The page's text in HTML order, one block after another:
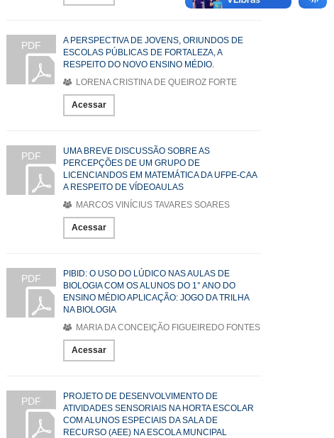
PDF
A PERSPECTIVA DE JOVENS, ORIUNDOS DE
ESCOLAS PÚBLICAS DE FORTALEZA, A
RESPEITO DO NOVO ENSINO MÉDIO.
LORENA CRISTINA DE QUEIROZ FORTE
Acessar
PDF
UMA BREVE DISCUSSÃO SOBRE AS
PERCEPÇÕES DE UM GRUPO DE
LICENCIANDOS EM MATEMÁTICA DA UFPE-CAA
A RESPEITO DE VÍDEOAULAS
MARCOS VINÍCIUS TAVARES SOARES
Acessar
PDF
PIBID: O USO DO LÚDICO NAS AULAS DE
BIOLOGIA COM OS ALUNOS DO 1° ANO DO
ENSINO MÉDIO APLICAÇÃO: JOGO DA TRILHA
NA BIOLOGIA
MARIA DA CONCEIÇÃO FIGUEIREDO FONTES
Acessar
PDF
PROJETO DE DESENVOLVIMENTO DE
ATIVIDADES SENSORIAIS NA HORTA ESCOLAR
COM ALUNOS ESPECIAIS DA SALA DE
RECURSO (AEE) NA ESCOLA MUNCIPAL